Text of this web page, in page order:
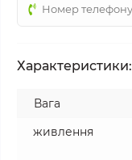
Характеристики:
Вага
живлення